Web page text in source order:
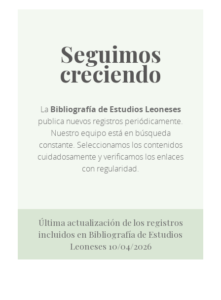
Seguimos
creciendo
La Bibliografía de Estudios Leoneses
publica nuevos registros periódicamente.
Nuestro equipo está en búsqueda
constante. Seleccionamos los contenidos
cuidadosamente y verificamos los enlaces
con regularidad.
Última actualización de los registros
incluidos en Bibliografía de Estudios
Leoneses 10/04/2026